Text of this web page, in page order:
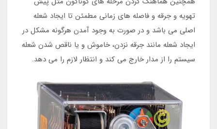
تهویه و جرقه و فاصله های زمانی مطمئن تا ایجاد شعله
اصلی می باشد و در صورت به وجود آمدن هرگونه مشکل در
ایجاد شعله مانند جرقه نزدن، خاموش و یا ناقص شدن شعله
سیستم را از مدار خارج می کند و انتظار لازم را می دهد.